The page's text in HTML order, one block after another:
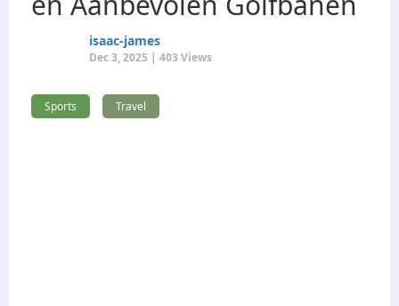
isaac-james
Dec 3, 2025 | 403 Views
Sports Travel